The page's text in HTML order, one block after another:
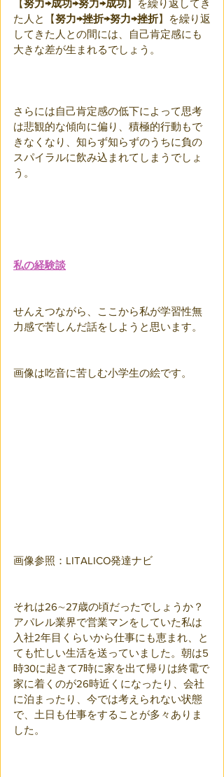
【努力→成功→努力→成功】を繰り返してき
た人と【努力→挫折→努力→挫折】を繰り返
してきた人との間には、自己肯定感にも
大きな差が生まれるでしょう。
さらには自己肯定感の低下によって思考
は悲観的な傾向に偏り、積極的行動もで
きなくなり、知らず知らずのうちに負の
スパイラルに飲み込まれてしまうでしょ
う。
私の経験談
せんえつながら、ここから私が学習性無
力感で苦しんだ話をしようと思います。
画像は吃音に苦しむ小学生の絵です。
画像参照：LITALICO発達ナビ
それは26∼27歳の頃だったでしょうか？
アパレル業界で営業マンをしていた私は
入社2年目くらいから仕事にも恵まれ、と
ても忙しい生活を送っていました。朝は5
時30に起きて7時に家を出て帰りは終電で
家に着くのが26時近くになったり、会社
に泊まったり、今では考えられない状態
で、土日も仕事をすることが多々ありま
した。